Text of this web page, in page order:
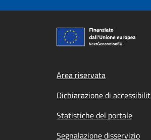
Footer menu
Area riservata
Dichiarazione di
Statistiche del portale
Segnalazione disservizio